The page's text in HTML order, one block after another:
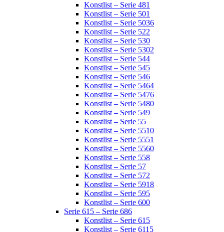
Konstlist – Serie 481
Konstlist – Serie 501
Konstlist – Serie 5036
Konstlist – Serie 522
Konstlist – Serie 530
Konstlist – Serie 5302
Konstlist – Serie 544
Konstlist – Serie 545
Konstlist – Serie 546
Konstlist – Serie 5464
Konstlist – Serie 5476
Konstlist – Serie 5480
Konstlist – Serie 549
Konstlist – Serie 55
Konstlist – Serie 5510
Konstlist – Serie 5551
Konstlist – Serie 5560
Konstlist – Serie 558
Konstlist – Serie 57
Konstlist – Serie 572
Konstlist – Serie 5918
Konstlist – Serie 595
Konstlist – Serie 600
Serie 615 – Serie 686
Konstlist – Serie 615
Konstlist – Serie 6115